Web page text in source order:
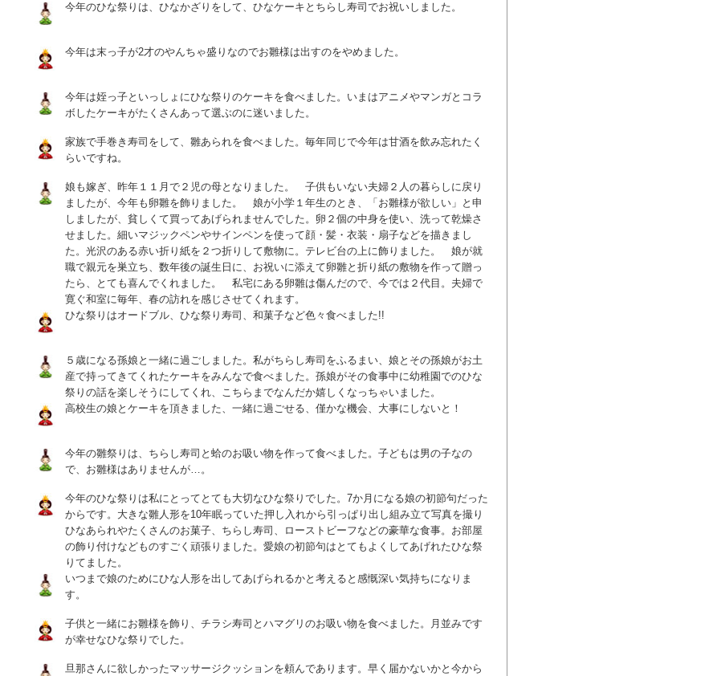
今年のひな祭りは、ひなかざりをして、ひなケーキとちらし寿司でお祝いしました。
今年は末っ子が2才のやんちゃ盛りなのでお雛様は出すのをやめました。
今年は姪っ子といっしょにひな祭りのケーキを食べました。いまはアニメやマンガとコラ
ボしたケーキがたくさんあって選ぶのに迷いました。
家族で手巻き寿司をして、雛あられを食べました。毎年同じで今年は甘酒を飲み忘れたく
らいですね。
娘も嫁ぎ、昨年１１月で２児の母となりました。 子供もいない夫婦２人の暮らしに戻り
ましたが、今年も卵雛を飾りました。 娘が小学１年生のとき、「お雛様が欲しい」と申
しましたが、貧しくて買ってあげられませんでした。卵２個の中身を使い、洗って乾燥さ
せました。細いマジックペンやサインペンを使って顔・髪・衣装・扇子などを描きまし
た。光沢のある赤い折り紙を２つ折りして敷物に。テレビ台の上に飾りました。 娘が就
職で親元を巣立ち、数年後の誕生日に、お祝いに添えて卵雛と折り紙の敷物を作って贈っ
たら、とても喜んでくれました。 私宅にある卵雛は傷んだので、今では２代目。夫婦で
寛ぐ和室に毎年、春の訪れを感じさせてくれます。
ひな祭りはオードブル、ひな祭り寿司、和菓子など色々食べました!!
５歳になる孫娘と一緒に過ごしました。私がちらし寿司をふるまい、娘とその孫娘がお土
産で持ってきてくれたケーキをみんなで食べました。孫娘がその食事中に幼稚園でのひな
祭りの話を楽しそうにしてくれ、こちらまでなんだか嬉しくなっちゃいました。
高校生の娘とケーキを頂きました、一緒に過ごせる、僅かな機会、大事にしないと！
今年の雛祭りは、ちらし寿司と蛤のお吸い物を作って食べました。子どもは男の子なの
で、お雛様はありませんが…。
今年のひな祭りは私にとってとても大切なひな祭りでした。7か月になる娘の初節句だった
からです。大きな雛人形を10年眠っていた押し入れから引っぱり出し組み立て写真を撮り
ひなあられやたくさんのお菓子、ちらし寿司、ローストビーフなどの豪華な食事。お部屋
の飾り付けなどものすごく頑張りました。愛娘の初節句はとてもよくしてあげれたひな祭
りてました。
いつまで娘のためにひな人形を出してあげられるかと考えると感慨深い気持ちになりま
す。
子供と一緒にお雛様を飾り、チラシ寿司とハマグリのお吸い物を食べました。月並みです
が幸せなひな祭りでした。
旦那さんに欲しかったマッサージクッションを頼んであります。早く届かないかと今から